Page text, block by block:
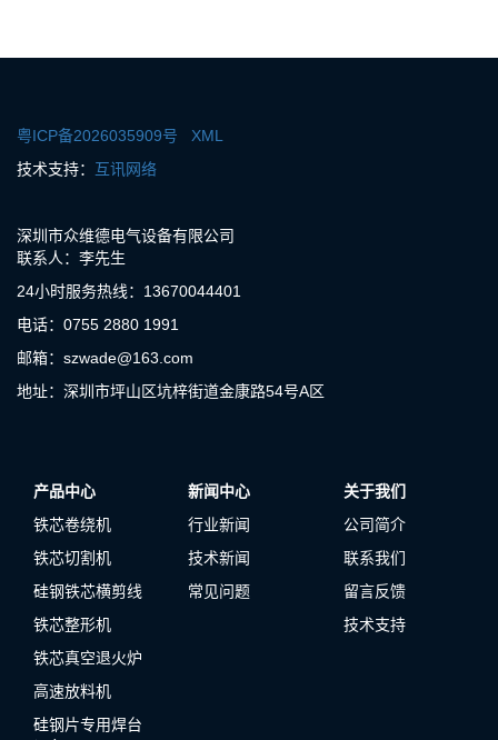
粤ICP备2026035909号
XML
技术支持： 互讯网络
深圳市众维德电气设备有限公司
联系人：李先生
24小时服务热线：13670044401
电话：0755 2880 1991
邮箱：szwade@163.com
地址：深圳市坪山区坑梓街道金康路54号A区
产品中心
铁芯卷绕机
铁芯切割机
硅钢铁芯横剪线
铁芯整形机
铁芯真空退火炉
高速放料机
硅钢片专用焊台
新闻中心
行业新闻
技术新闻
常见问题
关于我们
公司简介
联系我们
留言反馈
技术支持